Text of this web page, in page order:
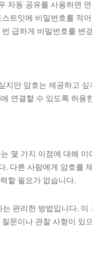
자동 공유를 사용하면
트잇에 비밀번호를 적
급하게 비밀번호를 변
만 암호는 제공하고 싶
연결할 수 있도록 허용
몇 가지 이점에 대해
. 다른 사람에게 암호를
할 필요가 없습니다.
편리한 방법입니다. 이
문이나 관찰 사항이 있